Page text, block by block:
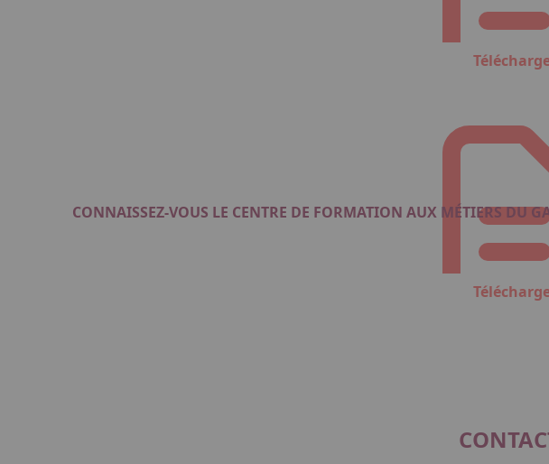
CONNAISSEZ-VOUS LE CENTRE DE FORMATION AUX MÉTIERS DU